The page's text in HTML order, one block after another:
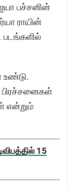
பச்சனின்
ராயின்
படங்களில்
உண்டு.
என்றும்
15